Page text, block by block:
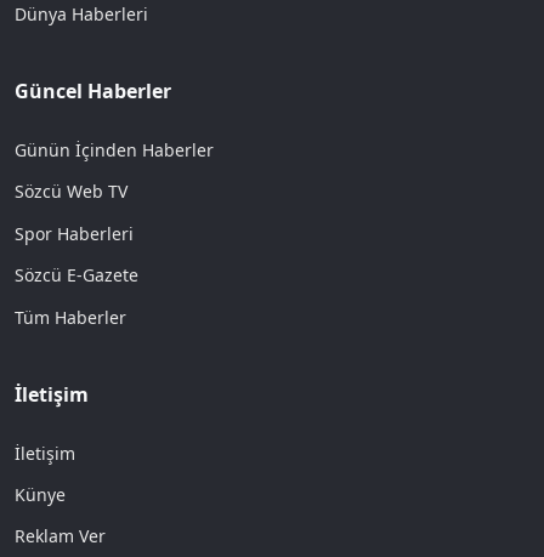
Dünya Haberleri
Güncel Haberler
Günün İçinden Haberler
Sözcü Web TV
Spor Haberleri
Sözcü E-Gazete
Tüm Haberler
İletişim
İletişim
Künye
Reklam Ver